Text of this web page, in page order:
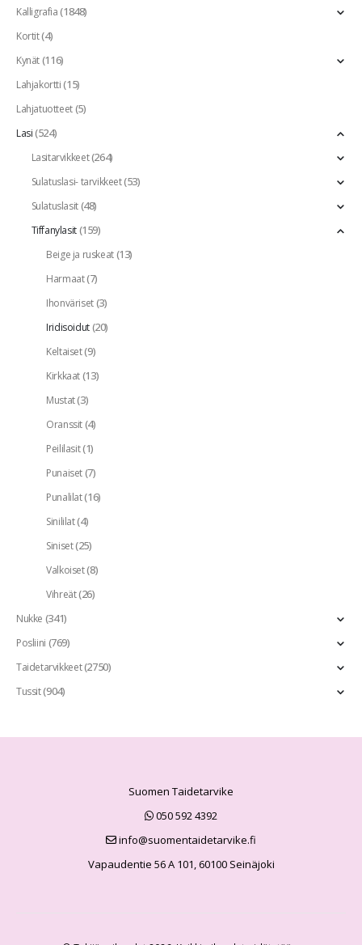
Kalligrafia(1848)
Kortit(4)
Kynät(116)
Lahjakortti(15)
Lahjatuotteet(5)
Lasi(524)
Lasitarvikkeet(264)
Sulatuslasi- tarvikkeet(53)
Sulatuslasit(48)
Tiffanylasit(159)
Beige ja ruskeat(13)
Harmaat(7)
Ihonväriset(3)
Iridisoidut(20)
Keltaiset(9)
Kirkkaat(13)
Mustat(3)
Oranssit(4)
Peililasit(1)
Punaiset(7)
Punalilat(16)
Sinililat(4)
Siniset(25)
Valkoiset(8)
Vihreät(26)
Nukke (341)
Posliini (769)
Taidetarvikkeet(2750)
Tussit(904)
Suomen Taidetarvike
050 592 4392
info@suomentaidetarvike.fi
Vapaudentie 56 A 101, 60100 Seinäjoki